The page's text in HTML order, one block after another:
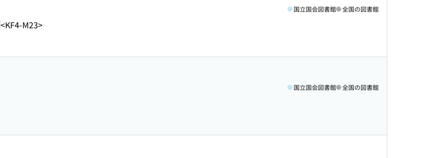
<KF4-M23>
国立国会図書館 全国の図書館
国立国会図書館 全国の図書館